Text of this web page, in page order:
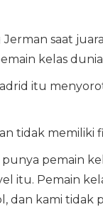
saat juara
kelas
itu
tidak memiliki
punya pemain
itu. Pemain
dan kami tidak